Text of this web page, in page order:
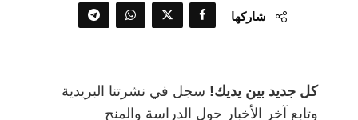
شاركها
كل جديد بين يديك! سجل في نشرتنا البريدية
وتابع آخر الأخبار حول الدراسة والمنح